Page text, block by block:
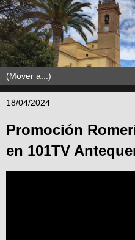
18/04/2024
Promoción
en 101TV